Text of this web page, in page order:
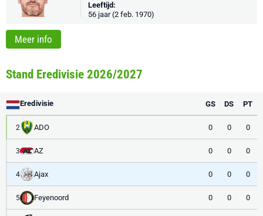
Leeftijd:
56 jaar (2 feb. 1970)
Meer info
Stand Eredivisie 2026/2027
Eredivisie GS DS PT
2 ADO 0 0 0
3 AZ 0 0 0
4 Ajax 0 0 0
5 Feyenoord 0 0 0